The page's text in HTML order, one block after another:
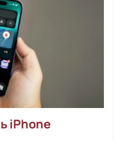
iPhone